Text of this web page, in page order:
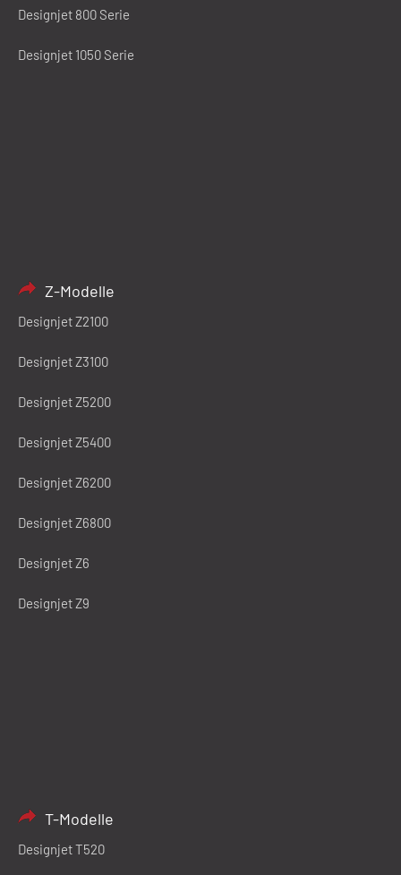
Designjet 800 Serie
Designjet 1050 Serie
Z-Modelle
Designjet Z2100
Designjet Z3100
Designjet Z5200
Designjet Z5400
Designjet Z6200
Designjet Z6800
Designjet Z6
Designjet Z9
T-Modelle
Designjet T520